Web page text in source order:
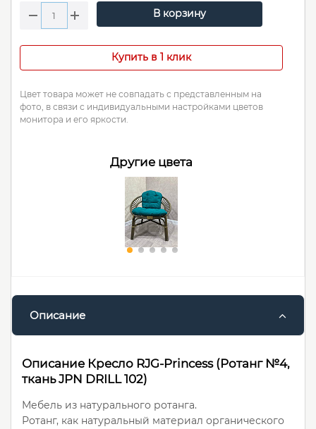
В корзину
Купить в 1 клик
Цвет товара может не совпадать с представленным на
фото, в связи с индивидуальными настройками цветов
монитора и его яркости.
Другие цвета
Описание
Описание Кресло RJG-Princess (Ротанг №4,
ткань JPN DRILL 102)
Мебель из натурального ротанга.
Ротанг, как натуральный материал органического